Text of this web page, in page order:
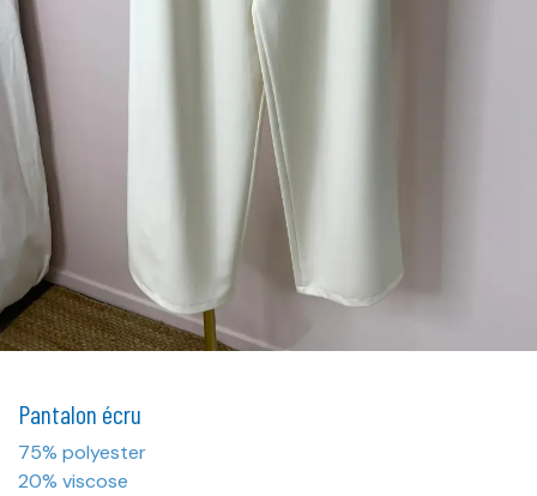
Pantalon écru
75% polyester
20% viscose